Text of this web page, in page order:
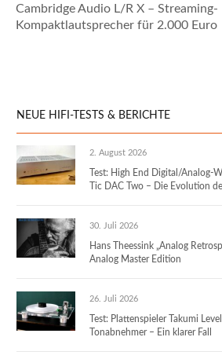
Cambridge Audio L/R X – Streaming-
Kompaktlautsprecher für 2.000 Euro
NEUE HIFI-TESTS & BERICHTE
2. August 2026
Test: High End Digital/Analog-
Tic DAC Two – Die Evolution
30. Juli 2026
Hans Theessink „Analog
Analog Master Edition
26. Juli 2026
Test: Plattenspieler Takumi
Tonabnehmer – Ein klarer Fall